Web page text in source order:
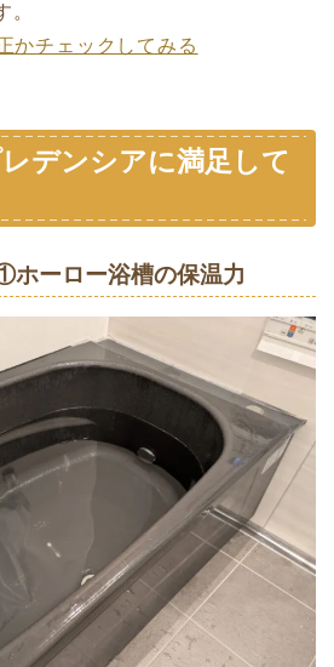
。
かチェックしてみる
デンシアに満足して
ホーロー浴槽の保温力